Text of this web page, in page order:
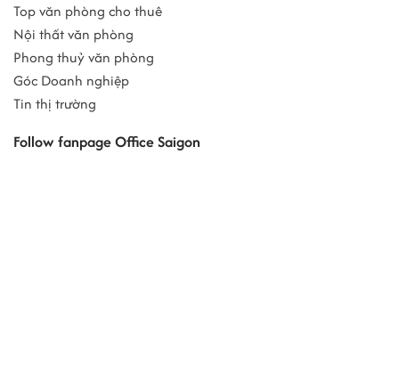
Top văn phòng cho thuê
Nội thất văn phòng
Phong thuỷ văn phòng
Góc Doanh nghiệp
Tin thị trường
Follow fanpage Office Saigon